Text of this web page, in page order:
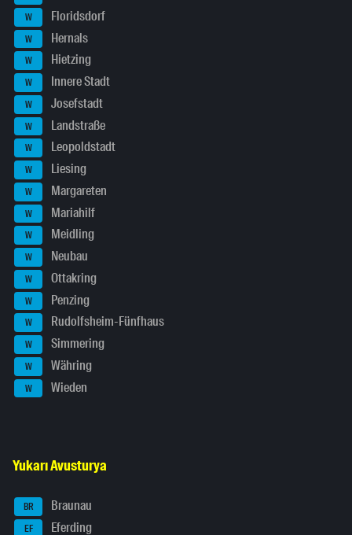
W Floridsdorf
W Hernals
W Hietzing
W Innere Stadt
W Josefstadt
W Landstraße
W Leopoldstadt
W Liesing
W Margareten
W Mariahilf
W Meidling
W Neubau
W Ottakring
W Penzing
W Rudolfsheim-Fünfhaus
W Simmering
W Währing
W Wieden
Yukarı Avusturya
BR Braunau
EF Eferding